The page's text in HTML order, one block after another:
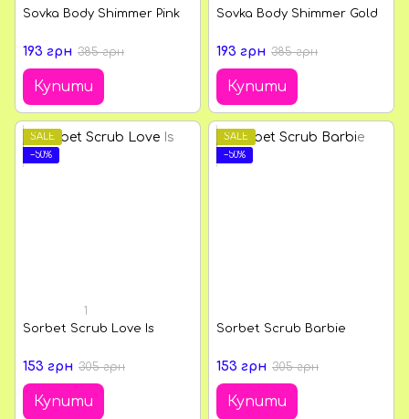
Sovka Body Shimmer Pink
193 грн 385 грн
Купити
Sovka Body Shimmer Gold
193 грн 385 грн
Купити
SALE
−50%
1
Sorbet Scrub Love Is
153 грн 305 грн
Купити
SALE
−50%
Sorbet Scrub Barbie
153 грн 305 грн
Купити